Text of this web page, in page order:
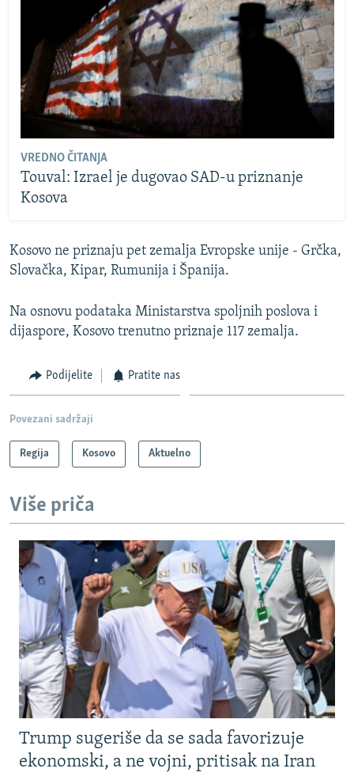
VREDNO ČITANJA
Touval: Izrael je dugovao SAD-u priznanje
Kosova
Kosovo ne priznaju pet zemalja Evropske unije - Grčka,
Slovačka, Kipar, Rumunija i Španija.
Na osnovu podataka Ministarstva spoljnih poslova i
dijaspore, Kosovo trenutno priznaje 117 zemalja.
Podijelite Pratite nas
Povezani sadržaji
Regija Kosovo Aktuelno
Više priča
Trump sugeriše da se sada favorizuje
ekonomski, a ne vojni, pritisak na Iran